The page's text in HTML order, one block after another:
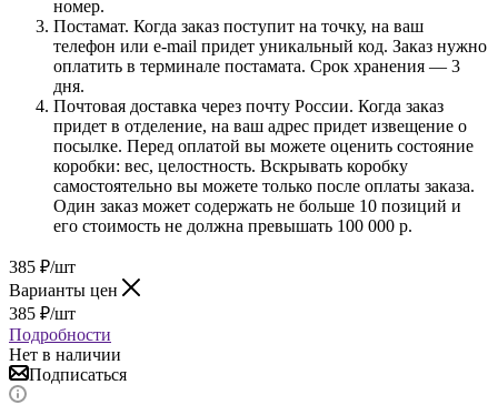
номер.
Постамат. Когда заказ поступит на точку, на ваш
телефон или e-mail придет уникальный код. Заказ нужно
оплатить в терминале постамата. Срок хранения — 3
дня.
Почтовая доставка через почту России. Когда заказ
придет в отделение, на ваш адрес придет извещение о
посылке. Перед оплатой вы можете оценить состояние
коробки: вес, целостность. Вскрывать коробку
самостоятельно вы можете только после оплаты заказа.
Один заказ может содержать не больше 10 позиций и
его стоимость не должна превышать 100 000 р.
385 ₽/шт
Варианты цен
385 ₽/шт
Подробности
Нет в наличии
Подписаться